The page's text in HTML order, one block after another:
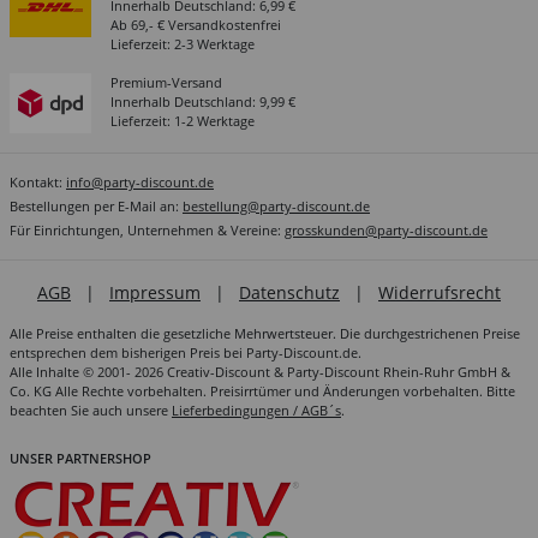
Innerhalb Deutschland: 6,99 €
Ab 69,- € Versandkostenfrei
Lieferzeit: 2-3 Werktage
Premium-Versand
Innerhalb Deutschland: 9,99 €
Lieferzeit: 1-2 Werktage
Kontakt: info@party-discount.de
Bestellungen per E-Mail an: bestellung@party-discount.de
Für Einrichtungen, Unternehmen & Vereine: grosskunden@party-discount.de
AGB | Impressum | Datenschutz | Widerrufsrecht
Alle Preise enthalten die gesetzliche Mehrwertsteuer. Die durchgestrichenen Preise
entsprechen dem bisherigen Preis bei Party-Discount.de.
Alle Inhalte © 2001- 2026 Creativ-Discount & Party-Discount Rhein-Ruhr GmbH &
Co. KG Alle Rechte vorbehalten. Preisirrtümer und Änderungen vorbehalten. Bitte
beachten Sie auch unsere Lieferbedingungen / AGB´s.
UNSER PARTNERSHOP